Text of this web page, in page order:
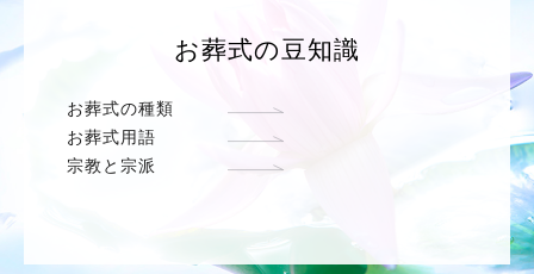
お葬式の豆知識
お葬式の種類
お葬式用語
宗教と宗派